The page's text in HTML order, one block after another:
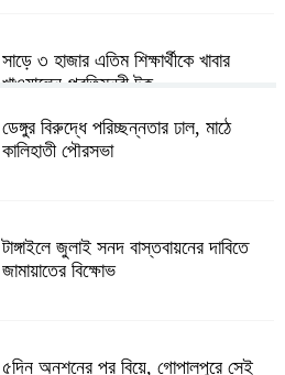
সাড়ে ৩ হাজার এতিম শিক্ষার্থীকে খাবার
খাওয়ালেন-প্রতিমন্ত্রী টুকু
ডেঙ্গুর বিরুদ্ধে পরিচ্ছন্নতার ঢাল, মাঠে
কালিহাতী পৌরসভা
টাঙ্গাইলে জুলাই সনদ বাস্তবায়নের দাবিতে
জামায়াতের বিক্ষোভ
৫দিন অনশনের পর বিয়ে, গোপালপুরে সেই